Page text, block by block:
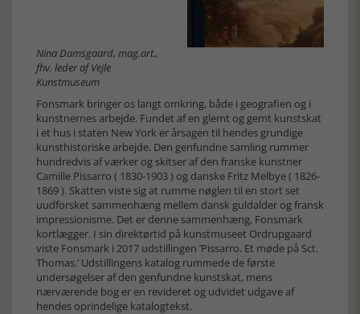
Nina Damsgaard, mag.art.,
fhv. leder af Vejle
Kunstmuseum
Fonsmark bringer os langt omkring, både i geografien og i
kunstnernes arbejde. Fundet af en glemt og gemt kunstskat
i et hus i staten New York er årsagen til hendes grundige
kunsthistoriske arbejde. Den genfundne samling rummer
hundredvis af værker og skitser af den franske kunstner
Camille Pissarro ( 1830-1903 ) og danske Fritz Melbye ( 1826-
1869 ). Skatten viste sig at rumme nøglen til en stort set
uudforsket sammenhæng mellem dansk guldalder og fransk
impressionisme. Det er denne sammenhæng, Fonsmark
kortlægger. I sin direktørtid på kunstmuseet Ordrupgaard
viste Fonsmark i 2017 udstillingen ’Pissarro. Et møde på Sct.
Thomas.’ Udstillingens katalog rummede de første
undersøgelser af den genfundne kunstskat, mens
nærværende bog er en revideret og udvidet udgave af
hendes oprindelige katalogtekst.